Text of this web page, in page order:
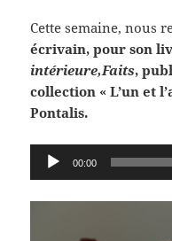
Cette semaine, nous
écrivain, pour son
intérieure,Faits,
collection « L’un et
Pontalis.
Lecteur
audio
00:00